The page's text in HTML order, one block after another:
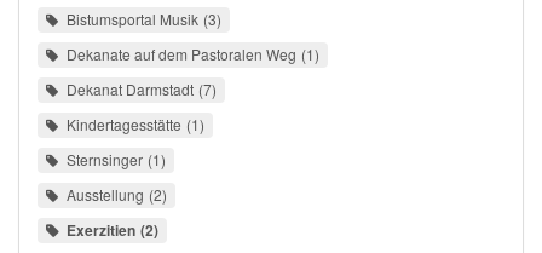
Bistumsportal Musik 3
Dekanate auf dem Pastoralen Weg 1
Dekanat Darmstadt 7
Kindertagesstätte 1
Sternsinger 1
Ausstellung 2
Exerzitien 2